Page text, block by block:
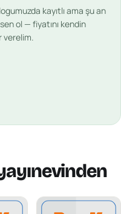
kayıtlı ama şu an
ol — fiyatını kendin
verelim.